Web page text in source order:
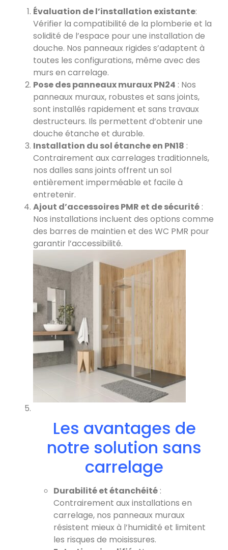
Évaluation de l’installation existante:
Vérifier la compatibilité de la plomberie et la
solidité de l’espace pour une installation de
douche. Nos panneaux rigides s’adaptent à
toutes les configurations, même avec des
murs en carrelage.
Pose des panneaux muraux PN24 : Nos
panneaux muraux, robustes et sans joints,
sont installés rapidement et sans travaux
destructeurs. Ils permettent d’obtenir une
douche étanche et durable.
Installation du sol étanche en PN18 :
Contrairement aux carrelages traditionnels,
nos dalles sans joints offrent un sol
entièrement imperméable et facile à
entretenir.
Ajout d’accessoires PMR et de sécurité :
Nos installations incluent des options comme
des barres de maintien et des WC PMR pour
garantir l’accessibilité.
Les avantages de
notre solution sans
carrelage
Durabilité et étanchéité :
Contrairement aux installations en
carrelage, nos panneaux muraux
résistent mieux à l’humidité et limitent
les risques de moisissures.